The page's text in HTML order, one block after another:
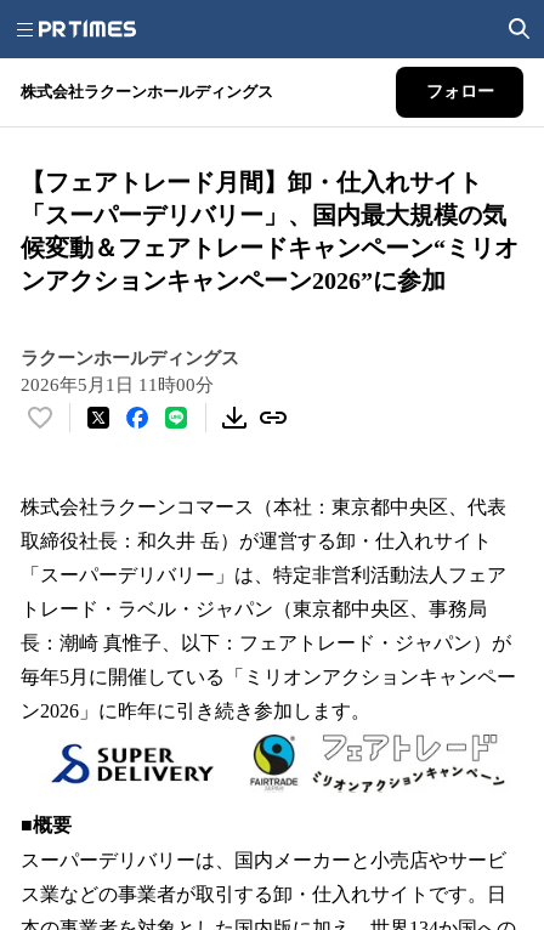
株式会社ラクーンホールディングス フォロー
【フェアトレード月間】卸・仕入れサイト
「スーパーデリバリー」、国内最大規模の気
候変動＆フェアトレードキャンペーン“ミリオ
ンアクションキャンペーン2026”に参加
ラクーンホールディングス
2026年5月1日 11時00分
い
！
数
を
読
み
中
で
株式会社ラクーンコマース（本社：東京都中央区、代表
取締役社長：和久井 岳）が運営する卸・仕入れサイト
「スーパーデリバリー」は、特定非営利活動法人フェア
トレード・ラベル・ジャパン（東京都中央区、事務局
長：潮崎 真惟子、以下：フェアトレード・ジャパン）が
毎年5月に開催している「ミリオンアクションキャンペー
ン2026」に昨年に引き続き参加します。
■概要
スーパーデリバリーは、国内メーカーと小売店やサービ
ス業などの事業者が取引する卸・仕入れサイトです。日